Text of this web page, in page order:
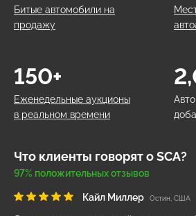
Битые автомобили на
продажу
Еженедельные аукционы
в реальном времени
150+
Что клиенты говорят о SCA?
97% положительных отзывов
Кайл Миллер Остин, США